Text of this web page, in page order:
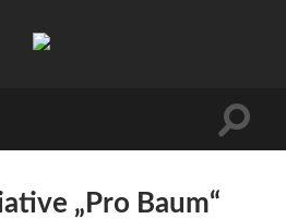
Saale
„Pro Baum“